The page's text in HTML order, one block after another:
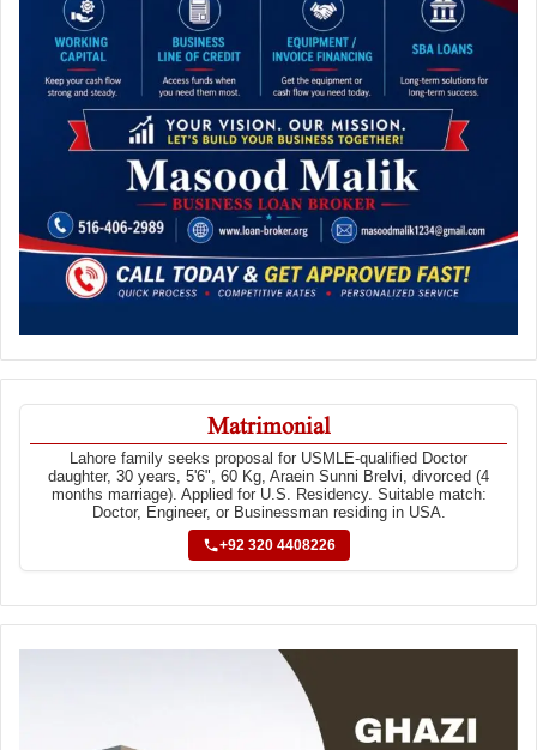
Matrimonial
Lahore family seeks proposal for USMLE-qualified Doctor
daughter, 30 years, 5'6", 60 Kg, Araein Sunni Brelvi, divorced (4
months marriage). Applied for U.S. Residency. Suitable match:
Doctor, Engineer, or Businessman residing in USA.
+92 320 4408226